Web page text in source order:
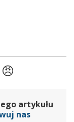
artykułu
nas